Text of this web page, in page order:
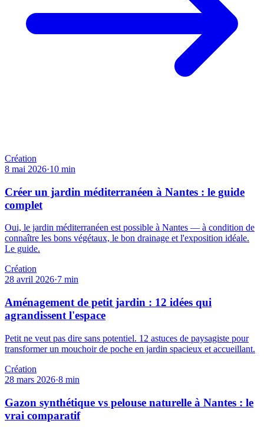
Création
8 mai 2026·10 min
Créer un jardin méditerranéen à Nantes : le guide
complet
Oui, le jardin méditerranéen est possible à Nantes — à condition de
connaître les bons végétaux, le bon drainage et l'exposition idéale.
Le guide.
Création
28 avril 2026·7 min
Aménagement de petit jardin : 12 idées qui
agrandissent l'espace
Petit ne veut pas dire sans potentiel. 12 astuces de paysagiste pour
transformer un mouchoir de poche en jardin spacieux et accueillant.
Création
28 mars 2026·8 min
Gazon synthétique vs pelouse naturelle à Nantes : le
vrai comparatif